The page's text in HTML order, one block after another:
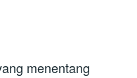
menentang